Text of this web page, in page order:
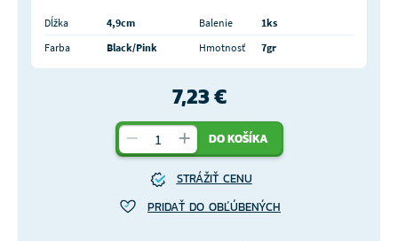
Dĺžka 4,9cm Balenie
1ks
Farba
Black/Pink Hmotnosť 7gr
7,23 €
DO KOŠÍKA
STRÁŽIŤ CENU
PRIDAŤ DO OBĽÚBENÝCH